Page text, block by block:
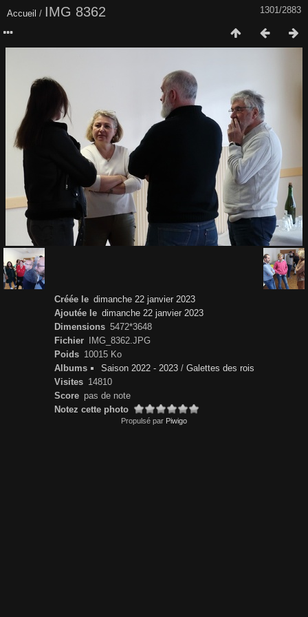
1301/2883
Accueil / IMG 8362
Créée le dimanche 22 janvier 2023
Ajoutée le dimanche 22 janvier 2023
Dimensions 5472*3648
Fichier
IMG_8362.JPG
Poids 10015 Ko
Albums
Saison 2022 - 2023/ Galettes des rois
Visites 14810
Score pas de note
Notez cette photo
Propulsé par Piwigo